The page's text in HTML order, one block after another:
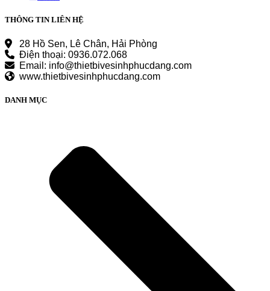
THÔNG TIN LIÊN HỆ
28 Hồ Sen, Lê Chân, Hải Phòng
Điện thoại: 0936.072.068
Email: info@thietbivesinhphucdang.com
www.thietbivesinhphucdang.com
DANH MỤC